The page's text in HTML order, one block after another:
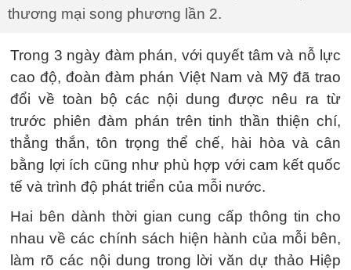
thương mại song phương lần 2.
Trong 3 ngày đàm phán, với quyết tâm và nỗ lực
cao độ, đoàn đàm phán Việt Nam và Mỹ đã trao
đổi về toàn bộ các nội dung được nêu ra từ
trước phiên đàm phán trên tinh thần thiện chí,
thẳng thắn, tôn trọng thể chế, hài hòa và cân
bằng lợi ích cũng như phù hợp với cam kết quốc
tế và trình độ phát triển của mỗi nước.
Hai bên dành thời gian cung cấp thông tin cho
nhau về các chính sách hiện hành của mỗi bên,
làm rõ các nội dung trong lời văn dự thảo Hiệp